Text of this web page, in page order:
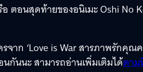
ตอนสุดท้ายของอนิเมะ Oshi No
จาก ‘Love is War สารภาพรักคุณ
กันนะ สามารถอ่านเพิ่มเติมได้ตา